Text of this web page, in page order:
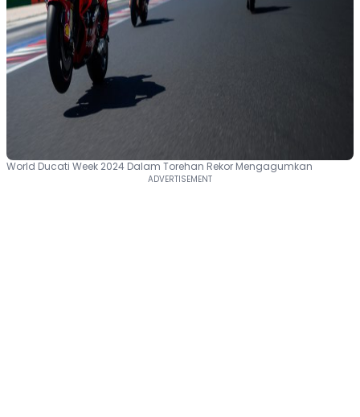
World Ducati Week 2024 Dalam Torehan Rekor Mengagumkan